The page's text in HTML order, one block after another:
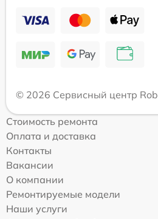
© 2026 Сервисный центр
Стоимость ремонта
Оплата и доставка
Контакты
Вакансии
О компании
Ремонтируемые модели
Наши услуги